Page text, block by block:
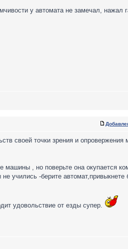
у автомата не замечал, нажал
своей точки зрения и опровержения
, но поверьте она окупается
учились -берите автомат,привыкнете
удовольствие от езды супер.